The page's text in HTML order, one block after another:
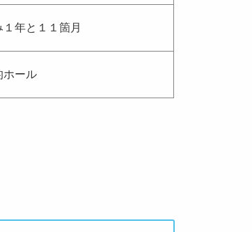
年と１１箇月
ール